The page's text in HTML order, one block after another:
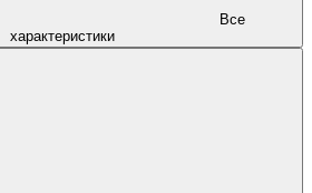
характеристики